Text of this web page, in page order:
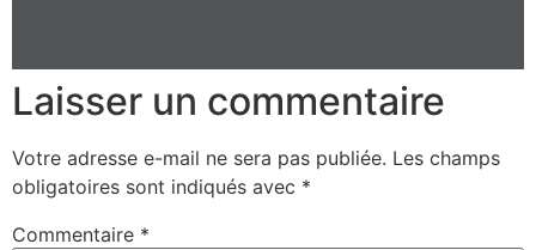
Laisser un commentaire
Votre adresse e-mail ne sera pas publiée. Les champs
obligatoires sont indiqués avec *
Commentaire *